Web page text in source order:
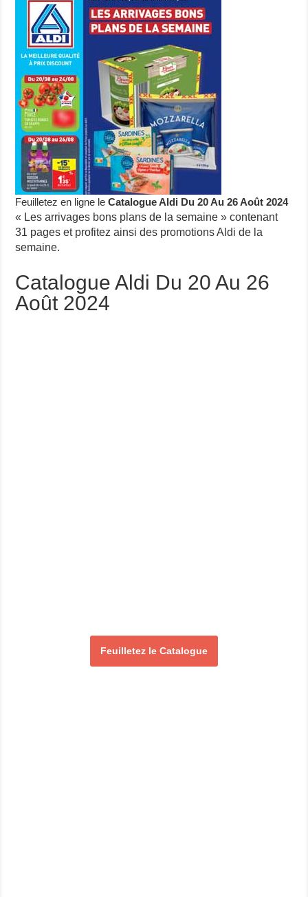
Feuilletez en ligne leCatalogue Aldi Du 20 Au 26 Août 2024
« Les arrivages bons plans de la semaine » contenant
31 pages et profitez ainsi des promotions Aldi de la
semaine.
Catalogue Aldi Du 20 Au 26
Août 2024
Feuilletez le Catalogue